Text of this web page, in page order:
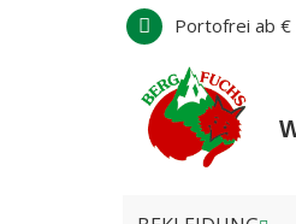
Direkt
Inhalt
Portofrei ab €